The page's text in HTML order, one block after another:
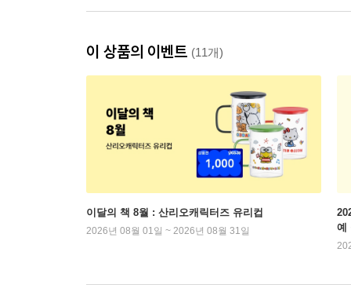
이 상품의 이벤트 (11개)
이달의 책 8월 : 산리오캐릭터즈 유리컵
2026년 08월 01일 ~ 2026년 08월 31일
예